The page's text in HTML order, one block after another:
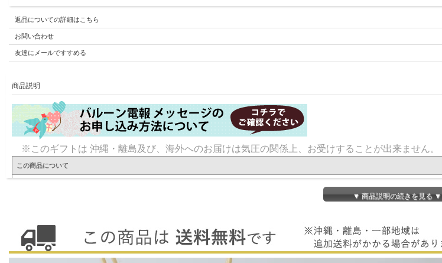
返品についての詳細はこちら
お問い合わせ
友達にメールですすめる
商品説明
※このギフトは 沖縄・離島及び、海外へのお届けは気圧の関係上、お受けすることが出来ません。
この商品について
SPEC
◆サイズ
▼ 商品説明の続きを見る ▼